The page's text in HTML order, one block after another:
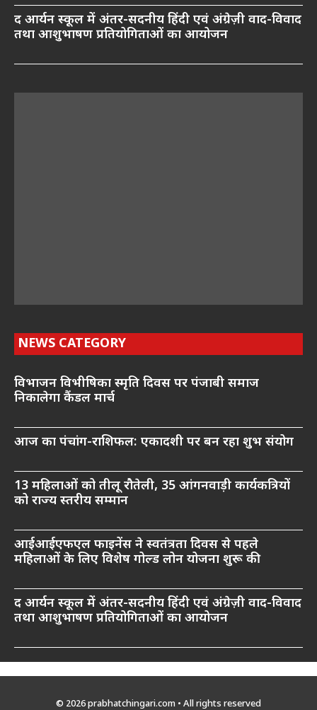
द आर्यन स्कूल में अंतर-सदनीय हिंदी एवं अंग्रेज़ी वाद-विवाद
तथा आशुभाषण प्रतियोगिताओं का आयोजन
NEWS CATEGORY
विभाजन विभीषिका स्मृति दिवस पर पंजाबी समाज
निकालेगा कैंडल मार्च
आज का पंचांग-राशिफल: एकादशी पर बन रहा शुभ संयोग
13 महिलाओं को तीलू रौतेली, 35 आंगनवाड़ी कार्यकत्रियों
को राज्य स्तरीय सम्मान
आईआईएफएल फाइनेंस ने स्वतंत्रता दिवस से पहले
महिलाओं के लिए विशेष गोल्ड लोन योजना शुरू की
द आर्यन स्कूल में अंतर-सदनीय हिंदी एवं अंग्रेज़ी वाद-विवाद
तथा आशुभाषण प्रतियोगिताओं का आयोजन
© 2026 prabhatchingari.com • All rights reserved